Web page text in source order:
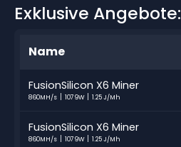
Exklusive Angebote:
Name
FusionSilicon X6 Miner
860MH/s 1079W 1.25 J/Mh
FusionSilicon X6 Miner
860MH/s 1079W 1.25 J/Mh